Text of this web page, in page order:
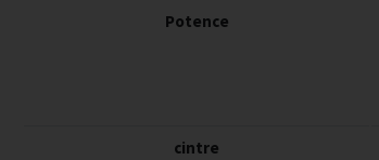
Potence
cintre